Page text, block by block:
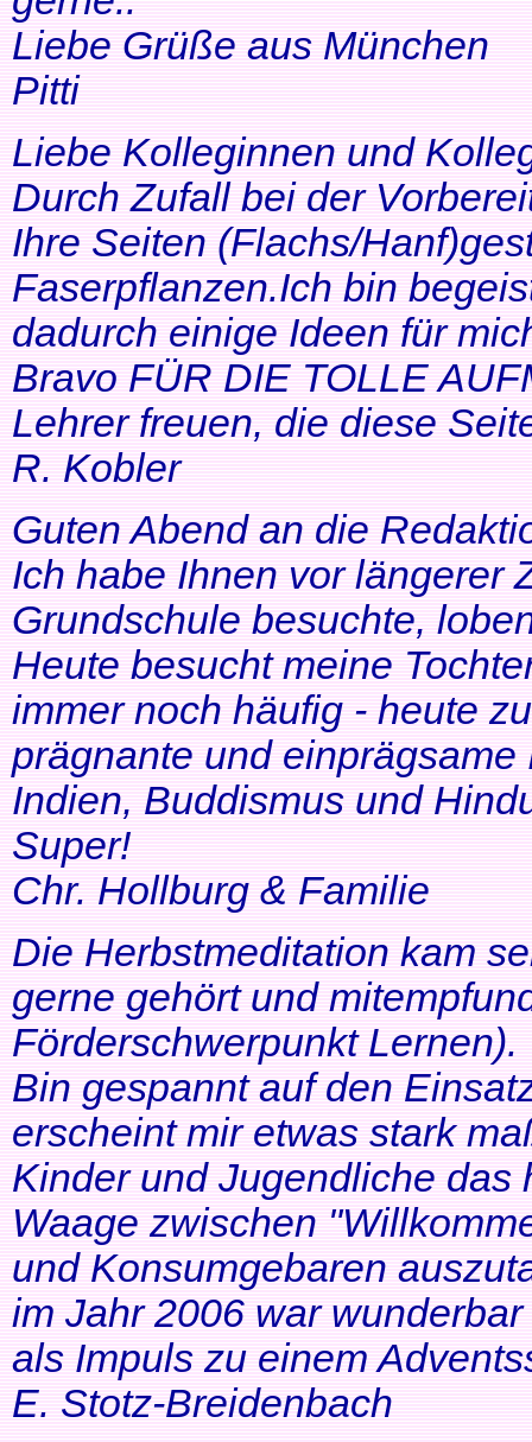
Liebe Grüße aus München
Pitti
Liebe Kolleginnen und
Durch Zufall bei der
Ihre Seiten (Flachs/
Faserpflanzen.Ich bin
dadurch einige Ideen für
Bravo FÜR DIE TOLLE
Lehrer freuen, die diese
R. Kobler
Guten Abend an die
Ich habe Ihnen vor längerer
Grundschule besuchte,
Heute besucht meine
immer noch häufig - heute
prägnante und
Indien, Buddismus und
Super!
Chr. Hollburg & Familie
Die Herbstmeditation kam
gerne gehört und
Förderschwerpunkt Lernen).
Bin gespannt auf den
erscheint mir etwas stark
Kinder und Jugendliche das
Waage zwischen
und Konsumgebaren
im Jahr 2006 war
als Impuls zu einem
E. Stotz-Breidenbach